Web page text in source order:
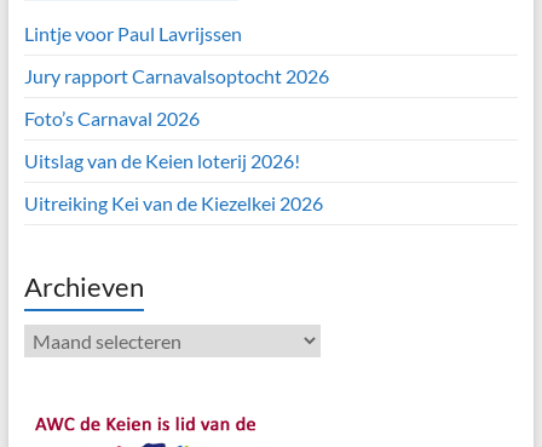
Lintje voor Paul Lavrijssen
Jury rapport Carnavalsoptocht 2026
Foto’s Carnaval 2026
Uitslag van de Keien loterij 2026!
Uitreiking Kei van de Kiezelkei 2026
Archieven
Archieven